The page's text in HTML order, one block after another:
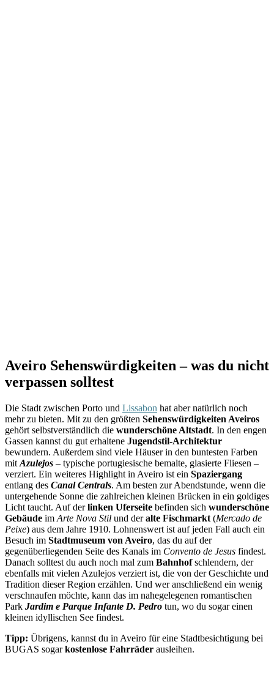
Aveiro Sehenswürdigkeiten – was du nicht
verpassen solltest
Die Stadt zwischen Porto und Lissabon hat aber natürlich noch
mehr zu bieten. Mit zu den größten Sehenswürdigkeiten Aveiros
gehört selbstverständlich die wunderschöne Altstadt. In den engen
Gassen kannst du gut erhaltene Jugendstil-Architektur
bewundern. Außerdem sind viele Häuser in den buntesten Farben
mit Azulejos – typische portugiesische bemalte, glasierte Fliesen –
verziert. Ein weiteres Highlight in Aveiro ist ein Spaziergang
entlang des Canal Centrals. Am besten zur Abendstunde, wenn die
untergehende Sonne die zahlreichen kleinen Brücken in ein goldiges
Licht taucht. Auf derlinken Uferseite befinden sich wunderschöne
Gebäude im Arte Nova Stil und deralte Fischmarkt (Mercado de
Peixe) aus dem Jahre 1910. Lohnenswert ist auf jeden Fall auch ein
Besuch im Stadtmuseum von Aveiro, das du auf der
gegenüberliegenden Seite des Kanals im Convento de Jesus findest.
Danach solltest du auch noch mal zum Bahnhofschlendern, der
ebenfalls mit vielen Azulejos verziert ist, die von der Geschichte und
Tradition dieser Region erzählen. Und wer anschließend ein wenig
verschnaufen möchte, kann das im nahegelegenen romantischen
Park Jardim e Parque Infante D. Pedro tun, wo du sogar einen
kleinen idyllischen See findest.
Tipp: Übrigens, kannst du in Aveiro für eine Stadtbesichtigung bei
BUGAS sogarkostenlose Fahrräder ausleihen.